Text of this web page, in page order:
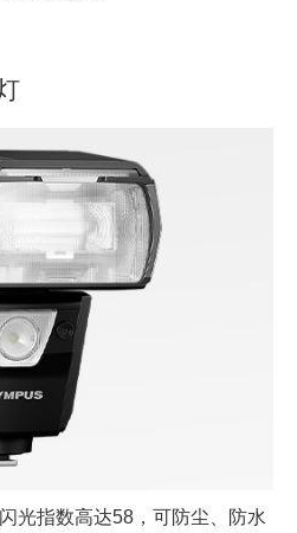
光指数高达58，可防尘、防水